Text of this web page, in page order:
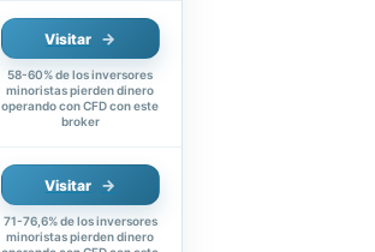
Visitar
58-60% de los inversores
minoristas pierden dinero
operando con CFD con este
broker
Visitar
71-76,6% de los inversores
minoristas pierden dinero